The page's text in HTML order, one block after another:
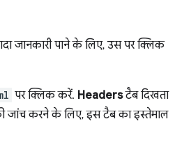
जानकारी पाने के लिए, उस पर क्लिक
पर क्लिक करें. Headersटैब दिखता
जांच करने के लिए, इस टैब का इस्तेमाल